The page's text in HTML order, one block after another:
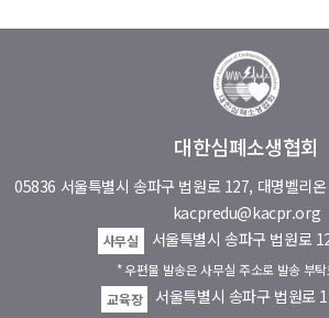
대한심폐소생협회
05836 서울특별시 송파구 법원로 127, 대명벨리
kacpredu@kacpr.org
사무실 서울특별시 송파구 법원로
* 우편물 발송은 사무실 주소로 발송 부
교육장
서울특별시 송파구 법원로